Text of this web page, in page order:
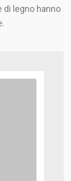
di legno hanno